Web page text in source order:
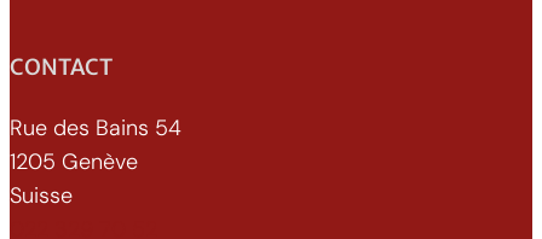
CONTACT
Rue des Bains 54
1205 Genève
Suisse